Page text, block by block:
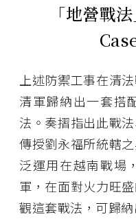
「地營戰
上述防禦工事在清
清軍歸納出一套搭
法。奏摺指出此戰
傳授劉永福所統轄
泛運用在越南戰場
軍，在面對火力旺
觀這套戰法，可歸